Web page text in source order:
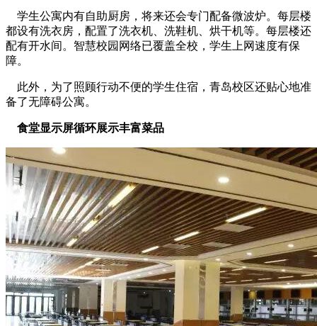
学生公寓内有自助厨房，将来还会专门配备微波炉。每层楼
都设有洗衣房，配置了洗衣机、洗鞋机、烘干机等。每层楼还
配有开水间。智慧校园网络已覆盖全校，学生上网速度有保
障。
此外，为了照顾行动不便的学生住宿，青岛校区还贴心地准
备了无障碍公寓。
食堂显示屏循环展示丰富菜品